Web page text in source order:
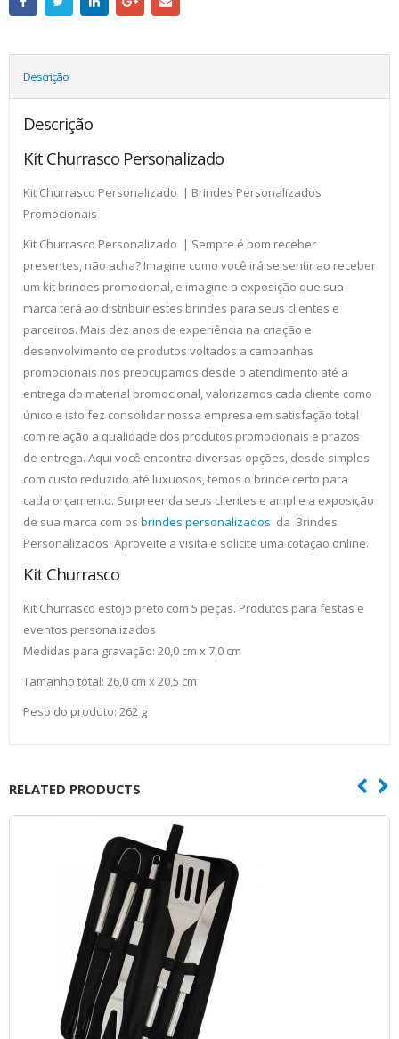
Descrição
Descrição
Kit Churrasco Personalizado
Kit Churrasco Personalizado | Brindes Personalizados
Promocionais
Kit Churrasco Personalizado | Sempre é bom receber
presentes, não acha? Imagine como você irá se sentir ao receber
um kit brindes promocional, e imagine a exposição que sua
marca terá ao distribuir estes brindes para seus clientes e
parceiros. Mais dez anos de experiência na criação e
desenvolvimento de produtos voltados a campanhas
promocionais nos preocupamos desde o atendimento até a
entrega do material promocional, valorizamos cada cliente como
único e isto fez consolidar nossa empresa em satisfação total
com relação a qualidade dos produtos promocionais e prazos
de entrega. Aqui você encontra diversas opções, desde simples
com custo reduzido até luxuosos, temos o brinde certo para
cada orçamento. Surpreenda seus clientes e amplie a exposição
de sua marca com os brindes personalizados da Brindes
Personalizados. Aproveite a visita e solicite uma cotação online.
Kit Churrasco
Kit Churrasco estojo preto com 5 peças. Produtos para festas e
eventos personalizados
Medidas para gravação: 20,0 cm x 7,0 cm
Tamanho total: 26,0 cm x 20,5 cm
Peso do produto: 262 g
RELATED PRODUCTS